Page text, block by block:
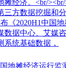
经济。<br/
三方数据挖掘和
布《2020H1中国
据中心、艾媒
统基础数据，